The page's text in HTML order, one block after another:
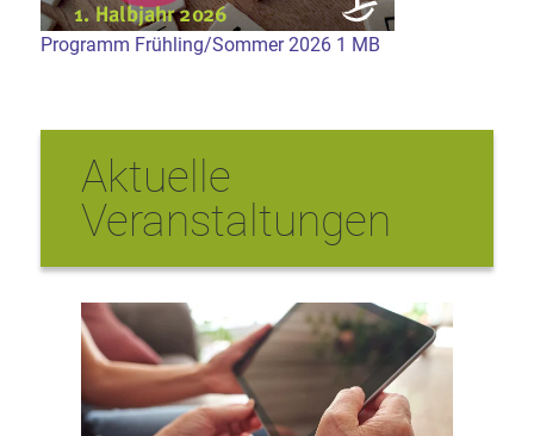
Programm Frühling/Sommer 2026 1 MB
Aktuelle
Veranstaltungen